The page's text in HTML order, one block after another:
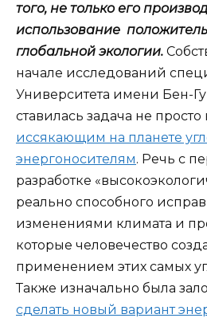
того, не только его
использование
глобальной экологии.
начале исследований
Университета имени Бен-
ставилась задача не просто
иссякающим на планете
энергоносителям. Речь с
разработке
реально способного
изменениями климата и
которые человечество
применением этих самых
Также изначально была
сделать новый вариант